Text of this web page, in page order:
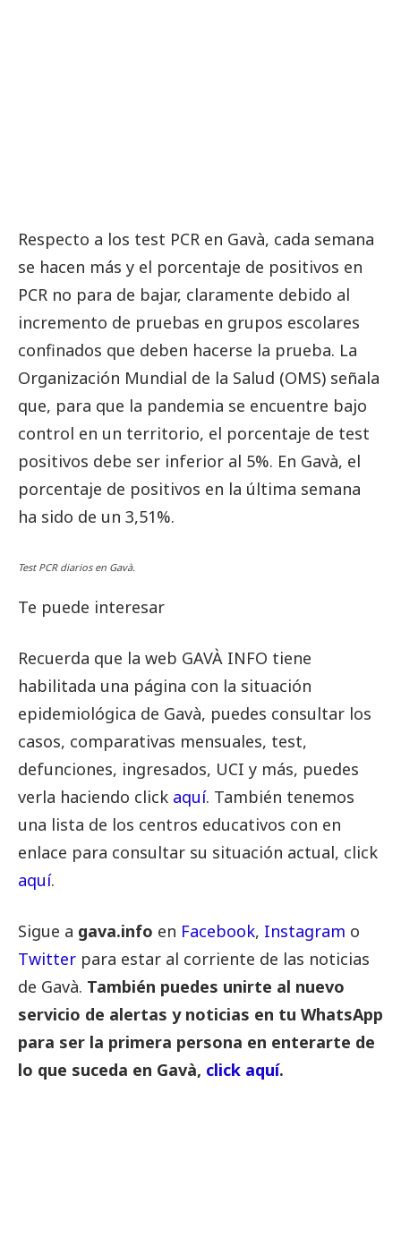
Respecto a los test PCR en Gavà, cada semana
se hacen más y el porcentaje de positivos en
PCR no para de bajar, claramente debido al
incremento de pruebas en grupos escolares
confinados que deben hacerse la prueba. La
Organización Mundial de la Salud (OMS) señala
que, para que la pandemia se encuentre bajo
control en un territorio, el porcentaje de test
positivos debe ser inferior al 5%. En Gavà, el
porcentaje de positivos en la última semana
ha sido de un 3,51%.
Test PCR diarios en Gavà.
Te puede interesar
Recuerda que la web GAVÀ INFO tiene
habilitada una página con la situación
epidemiológica de Gavà, puedes consultar los
casos, comparativas mensuales, test,
defunciones, ingresados, UCI y más, puedes
verla haciendo click aquí. También tenemos
una lista de los centros educativos con en
enlace para consultar su situación actual, click
aquí.
Sigue a gava.info en Facebook, Instagram o
Twitter para estar al corriente de las noticias
de Gavà. También puedes unirte al nuevo
servicio de alertas y noticias en tu WhatsApp
para ser la primera persona en enterarte de
lo que suceda en Gavà, click aquí.